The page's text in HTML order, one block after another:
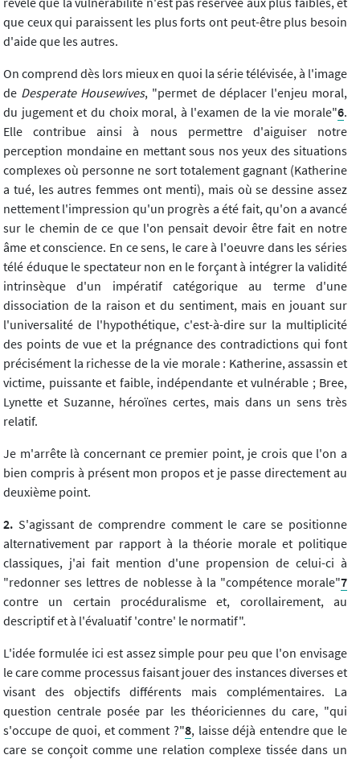
que ceux qui paraissent les plus forts ont peut-être plus besoin
d'aide que les autres.
On comprend dès lors mieux en quoi la série télévisée, à l'image
de Desperate Housewives, "permet de déplacer l'enjeu moral,
du jugement et du choix moral, à l'examen de la vie morale"6.
Elle contribue ainsi à nous permettre d'aiguiser notre
perception mondaine en mettant sous nos yeux des situations
complexes où personne ne sort totalement gagnant (Katherine
a tué, les autres femmes ont menti), mais où se dessine assez
nettement l'impression qu'un progrès a été fait, qu'on a avancé
sur le chemin de ce que l'on pensait devoir être fait en notre
âme et conscience. En ce sens, le care à l'oeuvre dans les séries
télé éduque le spectateur non en le forçant à intégrer la validité
intrinsèque d'un impératif catégorique au terme d'une
dissociation de la raison et du sentiment, mais en jouant sur
l'universalité de l'hypothétique, c'est-à-dire sur la multiplicité
des points de vue et la prégnance des contradictions qui font
précisément la richesse de la vie morale : Katherine, assassin et
victime, puissante et faible, indépendante et vulnérable ; Bree,
Lynette et Suzanne, héroïnes certes, mais dans un sens très
relatif.
Je m'arrête là concernant ce premier point, je crois que l'on a
bien compris à présent mon propos et je passe directement au
deuxième point.
2. S'agissant de comprendre comment le care se positionne
alternativement par rapport à la théorie morale et politique
classiques, j'ai fait mention d'une propension de celui-ci à
"redonner ses lettres de noblesse à la "compétence morale"7
contre un certain procéduralisme et, corollairement, au
descriptif et à l'évaluatif 'contre' le normatif".
L'idée formulée ici est assez simple pour peu que l'on envisage
le care comme processus faisant jouer des instances diverses et
visant des objectifs différents mais complémentaires. La
question centrale posée par les théoriciennes du care, "qui
s'occupe de quoi, et comment ?"8, laisse déjà entendre que le
care se conçoit comme une relation complexe tissée dans un